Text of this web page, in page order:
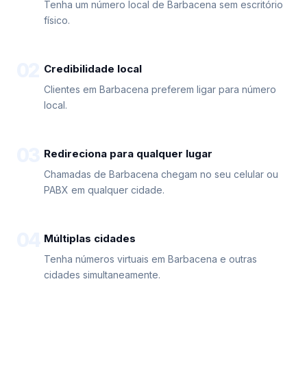
Tenha um número local de Barbacena sem escritório
físico.
Credibilidade local
Clientes em Barbacena preferem ligar para número
local.
Redireciona para qualquer lugar
Chamadas de Barbacena chegam no seu celular ou
PABX em qualquer cidade.
Múltiplas cidades
Tenha números virtuais em Barbacena e outras
cidades simultaneamente.